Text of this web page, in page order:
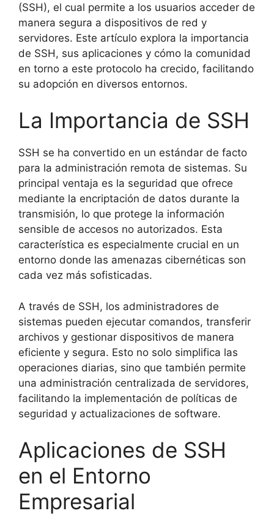
(SSH), el cual permite a los usuarios acceder de
manera segura a dispositivos de red y
servidores. Este artículo explora la importancia
de SSH, sus aplicaciones y cómo la comunidad
en torno a este protocolo ha crecido, facilitando
su adopción en diversos entornos.
La Importancia de SSH
SSH se ha convertido en un estándar de facto
para la administración remota de sistemas. Su
principal ventaja es la seguridad que ofrece
mediante la encriptación de datos durante la
transmisión, lo que protege la información
sensible de accesos no autorizados. Esta
característica es especialmente crucial en un
entorno donde las amenazas cibernéticas son
cada vez más sofisticadas.
A través de SSH, los administradores de
sistemas pueden ejecutar comandos, transferir
archivos y gestionar dispositivos de manera
eficiente y segura. Esto no solo simplifica las
operaciones diarias, sino que también permite
una administración centralizada de servidores,
facilitando la implementación de políticas de
seguridad y actualizaciones de software.
Aplicaciones de SSH
en el Entorno
Empresarial